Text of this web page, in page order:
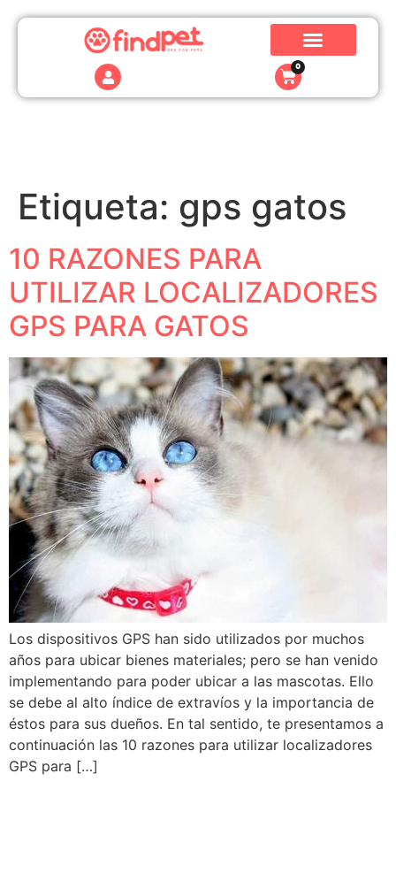
0
Etiqueta: gps gatos
10 RAZONES PARA
UTILIZAR LOCALIZADORES
GPS PARA GATOS
Los dispositivos GPS han sido utilizados por muchos
años para ubicar bienes materiales; pero se han venido
implementando para poder ubicar a las mascotas. Ello
se debe al alto índice de extravíos y la importancia de
éstos para sus dueños. En tal sentido, te presentamos a
continuación las 10 razones para utilizar localizadores
GPS para […]